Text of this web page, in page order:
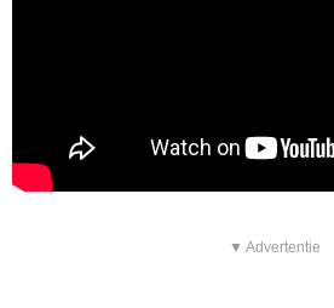
▼ Advertentie